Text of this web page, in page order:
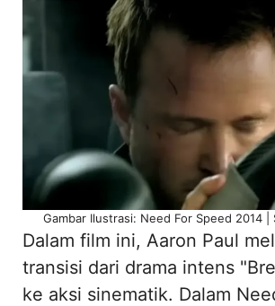
Gambar Ilustrasi: Need For Speed 2014
Dalam film ini, Aaron Paul
transisi dari drama intens
ke aksi sinematik. Dalam